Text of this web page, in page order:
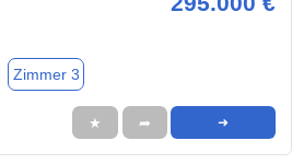
Zimmer 3
★ ➦ ➜